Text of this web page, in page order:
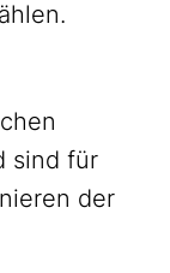
sind für
der